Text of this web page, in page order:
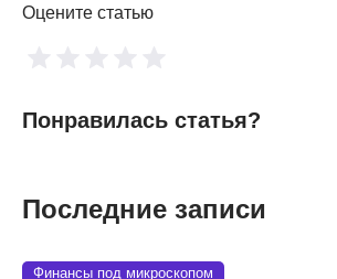
Оцените статью
Понравилась статья?
Последние записи
Финансы под микроскопом